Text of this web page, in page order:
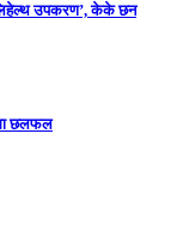
उपकरण’, केके छन
छलफल